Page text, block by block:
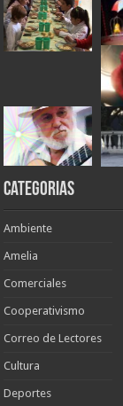
Categorias
Ambiente
Amelia
Comerciales
Cooperativismo
Correo de Lectores
Cultura
Deportes